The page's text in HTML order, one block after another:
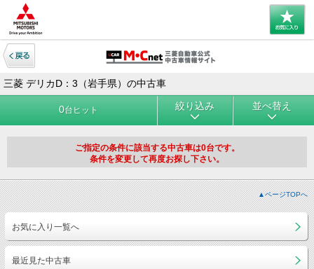
三菱 デリカD：3（岩手県）の中古車
0台ヒット 絞り込み 並べ替え
ご指定の条件に該当する中古車は0台です。
条件を変更して再度お探し下さい。
▲ページTOPへ
お気に入り一覧へ
最近見た中古車